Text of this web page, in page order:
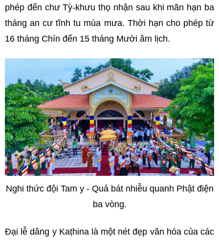
phép đến chư Tỳ-khưu thọ nhận sau khi mãn hạn ba
tháng an cư tĩnh tu mùa mưa. Thời hạn cho phép từ
16 tháng Chín đến 15 tháng Mười âm lịch.
Nghi thức đội Tam y - Quả bát nhiễu quanh Phật điện
ba vòng.
Đại lễ dâng y Kaṭhina là một nét đẹp văn hóa của các